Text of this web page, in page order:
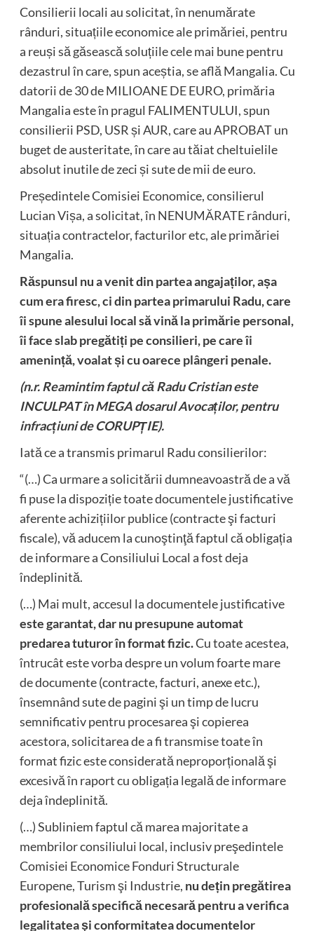
Consilierii locali au solicitat, în nenumărate
rânduri, situațiile economice ale primăriei, pentru
a reuși să găsească soluțiile cele mai bune pentru
dezastrul în care, spun aceștia, se află Mangalia. Cu
datorii de 30 de MILIOANE DE EURO, primăria
Mangalia este în pragul FALIMENTULUI, spun
consilierii PSD, USR și AUR, care au APROBAT un
buget de austeritate, în care au tăiat cheltuielile
absolut inutile de zeci și sute de mii de euro.
Președintele Comisiei Economice, consilierul
Lucian Vișa, a solicitat, în NENUMĂRATE rânduri,
situația contractelor, facturilor etc, ale primăriei
Mangalia.
Răspunsul nu a venit din partea angajaților, așa
cum era firesc, ci din partea primarului Radu, care
îi spune alesului local să vină la primărie personal,
îi face slab pregătiți pe consilieri, pe care îi
amenință, voalat și cu oarece plângeri penale.
(n.r. Reamintim faptul că Radu Cristian este
INCULPAT în MEGA dosarul Avocaților, pentru
infracțiuni de CORUPȚIE).
Iată ce a transmis primarul Radu consilierilor:
“(…) Ca urmare a solicitării dumneavoastră de a vă
fi puse la dispoziție toate documentele justificative
aferente achizițiilor publice (contracte şi facturi
fiscale), vă aducem la cunoştinţă faptul că obligația
de informare a Consiliului Local a fost deja
îndeplinită.
(…) Mai mult, accesul la documentele justificative
este garantat, dar nu presupune automat
predarea tuturor în format fizic.Cu toate acestea,
întrucât este vorba despre un volum foarte mare
de documente (contracte, facturi, anexe etc.),
însemnând sute de pagini şi un timp de lucru
semnificativ pentru procesarea şi copierea
acestora, solicitarea de a fi transmise toate în
format fizic este considerată neproporțională şi
excesivă în raport cu obligația legală de informare
deja îndeplinită.
(…) Subliniem faptul că marea majoritate a
membrilor consiliului local, inclusiv preşedintele
Comisiei Economice Fonduri Structurale
Europene, Turism şi Industrie, nu dețin pregătirea
profesională specifică necesară pentru a verifica
legalitatea şi conformitatea documentelor